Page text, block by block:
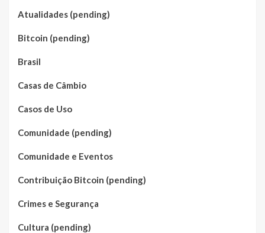
Atualidades (pending)
Bitcoin (pending)
Brasil
Casas de Câmbio
Casos de Uso
Comunidade (pending)
Comunidade e Eventos
Contribuição Bitcoin (pending)
Crimes e Segurança
Cultura (pending)